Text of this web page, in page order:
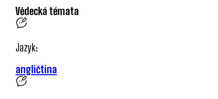
Vědecká témata
Jazyk:
angličtina